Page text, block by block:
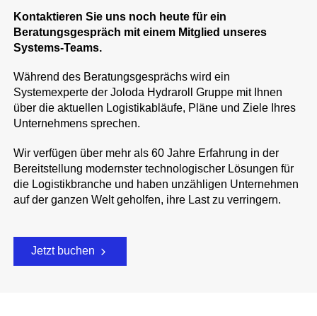
Kontaktieren Sie uns noch heute für ein
Beratungsgespräch mit einem Mitglied unseres
Systems-Teams.
Während des Beratungsgesprächs wird ein
Systemexperte der Joloda Hydraroll Gruppe mit Ihnen
über die aktuellen Logistikabläufe, Pläne und Ziele Ihres
Unternehmens sprechen.
Wir verfügen über mehr als 60 Jahre Erfahrung in der
Bereitstellung modernster technologischer Lösungen für
die Logistikbranche und haben unzähligen Unternehmen
auf der ganzen Welt geholfen, ihre Last zu verringern.
Jetzt buchen